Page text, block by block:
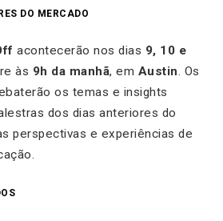
DO MERCADO
acontecerão nos dias 9, 10 e
às 9h da manhã, em Austin. Os
os temas e insights
dos dias anteriores do
perspectivas e experiências de